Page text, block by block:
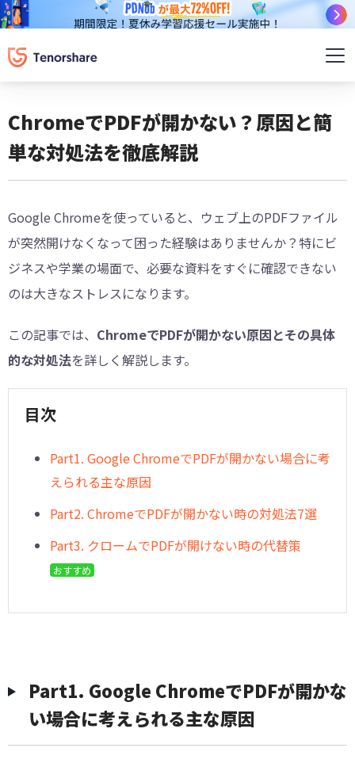
ChromeでPDFが開かない？原因と簡
単な対処法を徹底解説
Google Chromeを使っていると、ウェブ上のPDFファイル
が突然開けなくなって困った経験はありませんか？特にビ
ジネスや学業の場面で、必要な資料をすぐに確認できない
のは大きなストレスになります。
この記事では、 ChromeでPDFが開かない原因とその具体
的な対処法を詳しく解説します。
目次
︎Part1. Google ChromeでPDFが開かない場合に考
えられる主な原因
︎Part2. ChromeでPDFが開かない時の対処法7選
︎Part3. クロームでPDFが開けない時の代替策
おすすめ
︎Part1. Google ChromeでPDFが開かな
い場合に考えられる主な原因